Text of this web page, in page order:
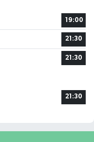
19:00
21:30
21:30
21:30